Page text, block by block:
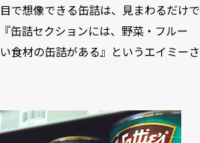
で想像できる缶詰は、見まわるだけで
缶詰セクションには、野菜・フルー
食材の缶詰がある』というエイミーさ